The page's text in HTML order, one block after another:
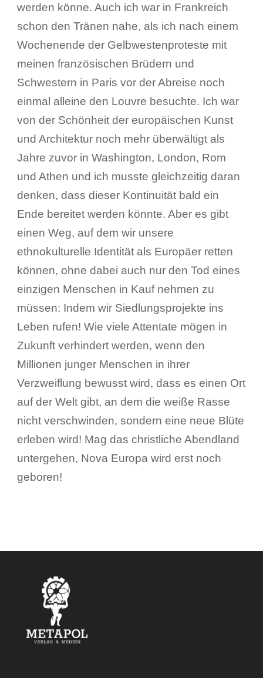
werden könne. Auch ich war in Frankreich
schon den Tränen nahe, als ich nach einem
Wochenende der Gelbwestenproteste mit
meinen französischen Brüdern und
Schwestern in Paris vor der Abreise noch
einmal alleine den Louvre besuchte. Ich war
von der Schönheit der europäischen Kunst
und Architektur noch mehr überwältigt als
Jahre zuvor in Washington, London, Rom
und Athen und ich musste gleichzeitig daran
denken, dass dieser Kontinuität bald ein
Ende bereitet werden könnte. Aber es gibt
einen Weg, auf dem wir unsere
ethnokulturelle Identität als Europäer retten
können, ohne dabei auch nur den Tod eines
einzigen Menschen in Kauf nehmen zu
müssen: Indem wir Siedlungsprojekte ins
Leben rufen! Wie viele Attentate mögen in
Zukunft verhindert werden, wenn den
Millionen junger Menschen in ihrer
Verzweiflung bewusst wird, dass es einen Ort
auf der Welt gibt, an dem die weiße Rasse
nicht verschwinden, sondern eine neue Blüte
erleben wird! Mag das christliche Abendland
untergehen, Nova Europa wird erst noch
geboren!